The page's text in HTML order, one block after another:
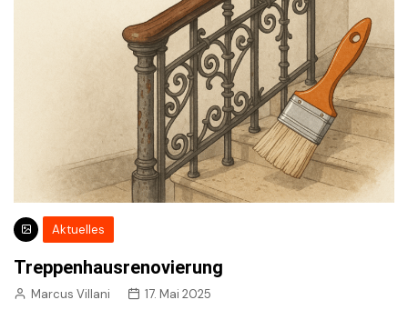
Aktuelles
Treppenhausrenovierung
Marcus Villani 17. Mai 2025